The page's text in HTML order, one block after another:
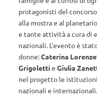
protagonisti del
alla mostra e al
e tante attività a cura di
nazionali. L’evento è
donne:Caterina
Grigoletti e Giulia
nel progetto le
nazionali e internazionali.